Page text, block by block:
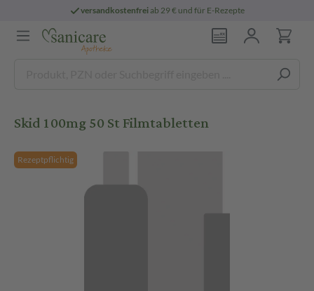
versandkostenfreiab 29 € und für E-Rezepte
Skid 100mg 50 St Filmtabletten
Rezeptpflichtig